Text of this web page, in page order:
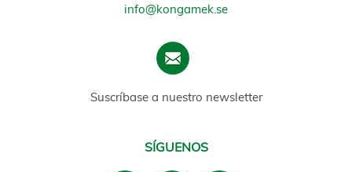
info@kongamek.se
Suscríbase a nuestro newsletter
SÍGUENOS